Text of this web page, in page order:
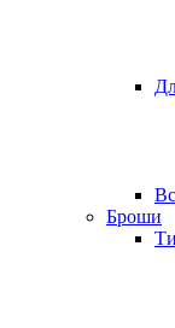
Броши